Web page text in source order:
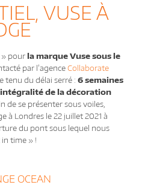
VUSE À
» pourla marque Vuse sous le
par l’agenceCollaborate
tenu du délai serré : 6 semaines
de la décoration
de se présenter sous voiles,
à Londres le 22 juillet 2021 à
du pont sous lequel nous
time » !
OCEAN